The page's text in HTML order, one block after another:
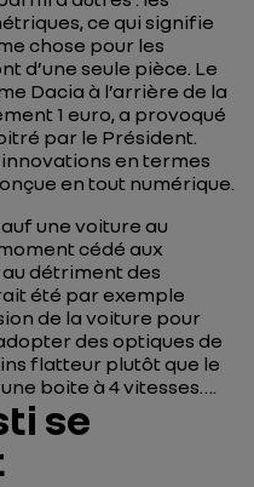
ce qui signifie
chose pour les
d’une seule pièce. Le
Dacia à l’arrière de la
1 euro, a provoqué
par le Président.
en termes
en tout numérique.
une voiture au
cédé aux
détriment des
été par exemple
de la voiture pour
des optiques de
flatteur plutôt que le
boite à 4 vitesses….
se